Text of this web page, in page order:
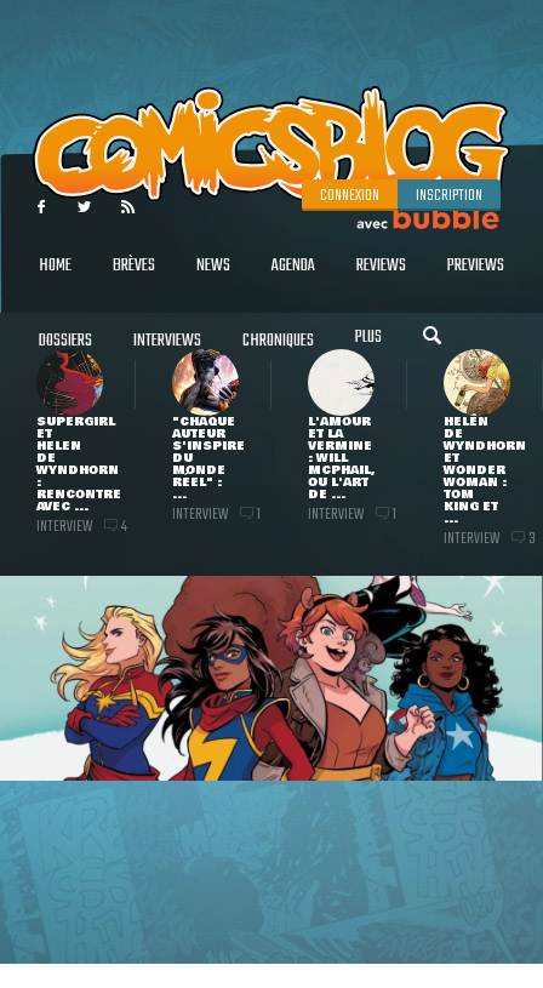
CONNEXION INSCRIPTION
HOME BRÈVES NEWS AGENDA REVIEWS PREVIEWS
DOSSIERS INTERVIEWS CHRONIQUES PLUS
SUPERGIRL
ET
HELEN
DE
WYNDHORN
:
RENCONTRE
AVEC ...
INTERVIEW 4
"CHAQUE
AUTEUR
S'INSPIRE
DU
MONDE
RÉEL" :
...
INTERVIEW 1
L'AMOUR
ET LA
VERMINE
: WILL
MCPHAIL,
OU L'ART
DE ...
INTERVIEW 1
HELEN
DE
WYNDHORN
ET
WONDER
WOMAN :
TOM
KING ET
...
INTERVIEW 3